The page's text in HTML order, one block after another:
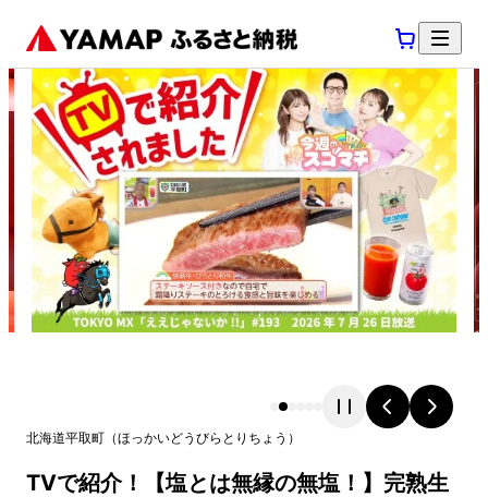
北海道平取町 （ほっかいどう びらとりちょう ）
TVで紹介！【塩とは無縁の無塩！】完熟生